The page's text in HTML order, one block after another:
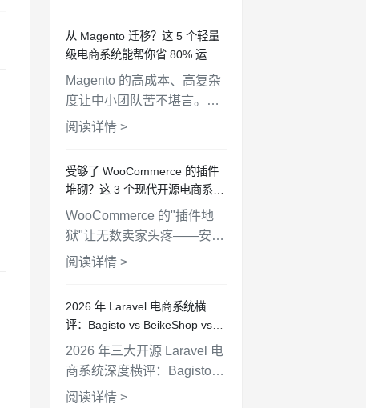
开源方案，帮你找到最匹配
从 Magento 迁移？这 5 个轻量
级电商系统能帮你省 80% 运维
成本
Magento 的高成本、高复杂
度让中小团队苦不堪言。本
文推荐 5 个更轻量的电商替
一分析。
阅读详情 >
受够了 WooCommerce 的插件
堆砌？这 3 个现代开源电商系统
值得一试
WooCommerce 的"插件地
狱"让无数卖家头疼——安全
更新、兼容性冲突、性能拖
源电商替代方案。
阅读详情 >
2026 年 Laravel 电商系统横
评：Bagisto vs BeikeShop vs
Aimeos，谁更适合你？
2026 年三大开源 Laravel 电
商系统深度横评：Bagisto、
BeikeShop、Aimeos 在安
阅读详情 >